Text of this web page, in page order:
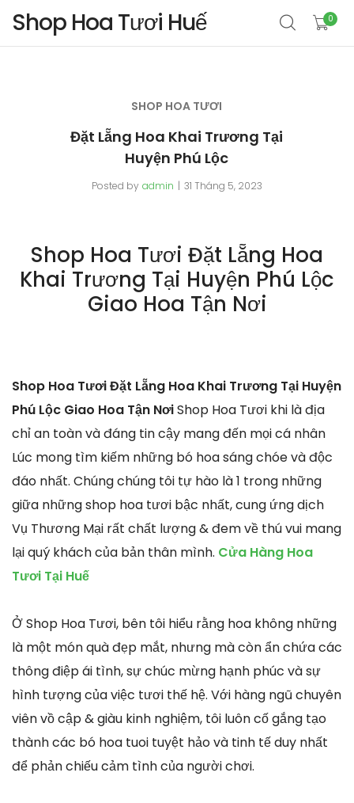
Shop Hoa Tươi Huế 0
SHOP HOA TƯƠI
Đặt Lẵng Hoa Khai Trương Tại
Huyện Phú Lộc
Posted by admin 31 Tháng 5, 2023
Shop Hoa Tươi Đặt Lẵng Hoa
Khai Trương Tại Huyện Phú Lộc
Giao Hoa Tận Nơi
Shop Hoa Tươi Đặt Lẵng Hoa Khai Trương Tại Huyện
Phú Lộc Giao Hoa Tận NơiShop Hoa Tươi khi là địa
chỉ an toàn và đáng tin cậy mang đến mọi cá nhân
Lúc mong tìm kiếm những bó hoa sáng chóe và độc
đáo nhất. Chúng chúng tôi tự hào là 1 trong những
giữa những shop hoa tươi bậc nhất, cung ứng dịch
Vụ Thương Mại rất chất lượng & đem về thú vui mang
lại quý khách của bản thân mình. Cửa Hàng Hoa
Tươi Tại Huế
Ở Shop Hoa Tươi, bên tôi hiểu rằng hoa không những
là một món quà đẹp mắt, nhưng mà còn ẩn chứa các
thông điệp ái tình, sự chúc mừng hạnh phúc và sự
hình tượng của việc tươi thế hệ. Với hàng ngũ chuyên
viên vồ cập & giàu kinh nghiệm, tôi luôn cố gắng tạo
thành các bó hoa tuoi tuyệt hảo và tinh tế duy nhất
để phản chiếu cảm tình của người chơi.